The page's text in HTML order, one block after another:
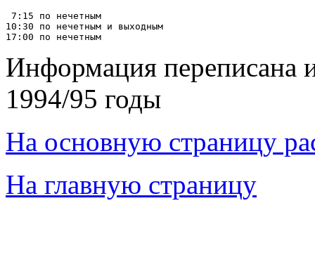
7:15 по нечетным
10:30 по нечетным и выходным
Информация переписана
1994/95 годы
На основную страницу
На главную страницу